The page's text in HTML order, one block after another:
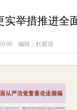
举措推进全
编辑：杜庭语